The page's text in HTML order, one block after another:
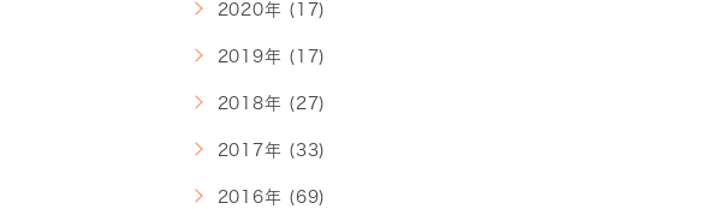
2020年 (17)
2019年 (17)
2018年 (27)
2017年 (33)
2016年 (69)